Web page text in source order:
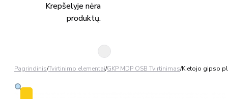
Krepšelyje nėra
produktų.
Pagrindinis/Tvirtinimo elementai/GKP MDP OSB Tvirtinimas/Kietojo gipso